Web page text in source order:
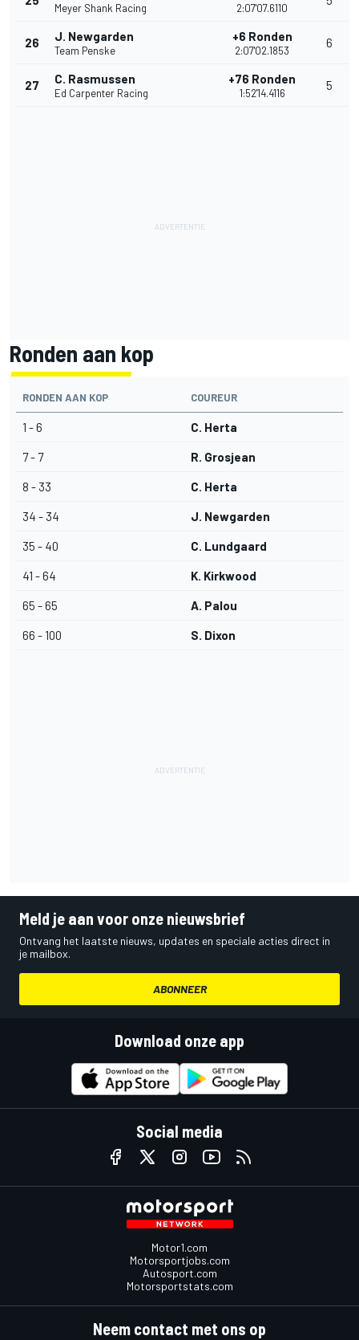
Meyer Shank Racing 2:07'07.6110
26 J. Newgarden
Team Penske
+6 Ronden
2:07'02.1853
6
27 C. Rasmussen
Ed Carpenter Racing
+76 Ronden
1:52'14.4116
5
Ronden aan kop
RONDEN AAN KOP COUREUR
1 - 6 C. Herta
7 - 7 R. Grosjean
8 - 33 C. Herta
34 - 34 J. Newgarden
35 - 40 C. Lundgaard
41 - 64 K. Kirkwood
65 - 65 A. Palou
66 - 100 S. Dixon
Meld je aan voor onze nieuwsbrief
Ontvang het laatste nieuws, updates en speciale acties direct in
je mailbox.
ABONNEER
Download onze app
Social media
Motor1.com
Motorsportjobs.com
Autosport.com
Motorsportstats.com
Neem contact met ons op